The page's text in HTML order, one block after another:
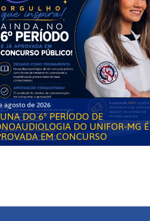
agosto de 2026
DO 6° PERÍODO DE
DO UNIFOR-MG É
EM CONCURSO